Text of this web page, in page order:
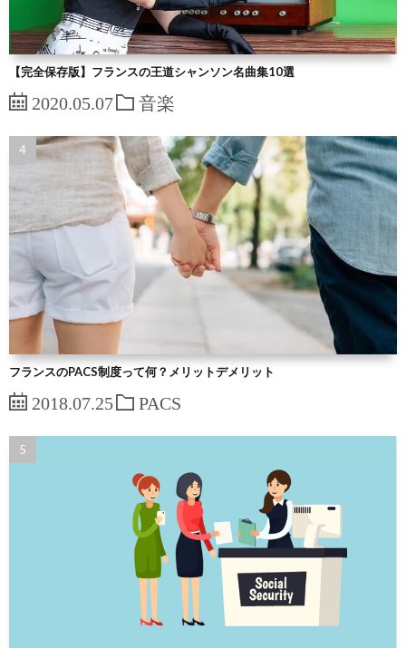
【完全保存版】フランスの王道シャンソン名曲集10選
2020.05.07 音楽
フランスのPACS制度って何？メリットデメリット
2018.07.25 PACS